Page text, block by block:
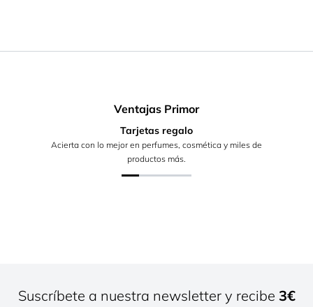
Ventajas Primor
Tarjetas regalo
Acierta con lo mejor en perfumes, cosmética y miles de
productos más.
Suscríbete a nuestra newsletter y recibe 3€